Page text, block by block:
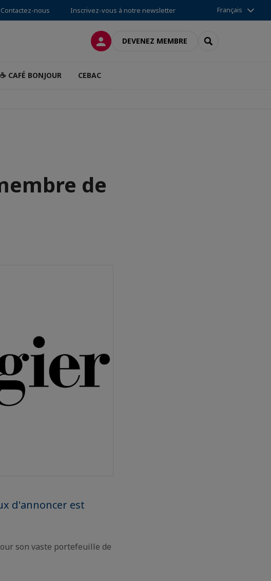
Contactez-nous Inscrivez-vous à notre newsletter Français
CONNEXIONDEVENEZ MEMBRE RECHERCHER
☕ CAFÉ BONJOUR CEBAC
de
d'annoncer est
son vaste portefeuille de